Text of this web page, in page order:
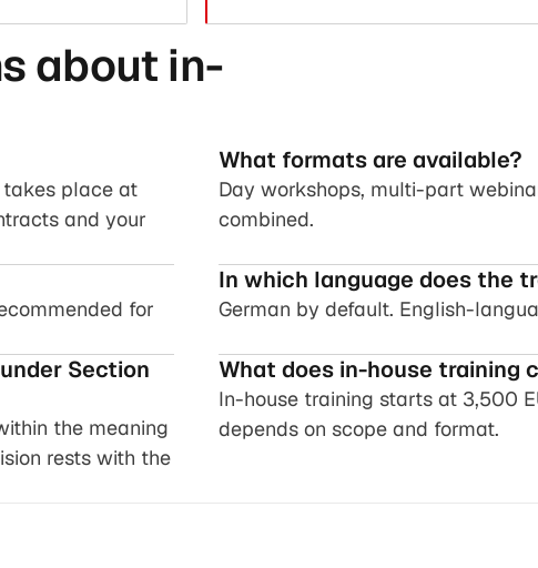
about in-
takes place at
and your
What formats are available?
Day workshops, multi-part
combined.
for
In which language does the
German by default. English-
Section
the meaning
rests with the
What does in-house training
In-house training starts at 3,500
depends on scope and format.